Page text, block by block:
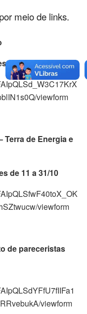
meio de links.
de 11 a 31/10
viewform
Terra de Energia e
de 11 a 31/10
viewform
de pareceristas
viewform